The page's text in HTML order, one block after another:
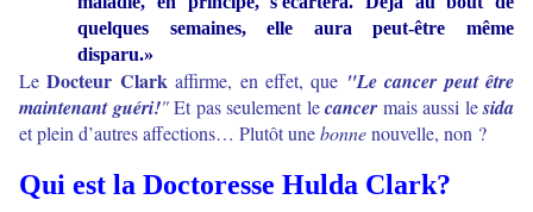
quelques semaines, elle aura peut-être même
disparu.»
LeDocteur Clarkaffirme, en effet, que "Le cancer peut être
maintenant guéri!" Et pas seulement le cancer mais aussi le sida
et plein d’autres affections… Plutôt unebonnenouvelle, non ?
Qui est la Doctoresse Hulda Clark?